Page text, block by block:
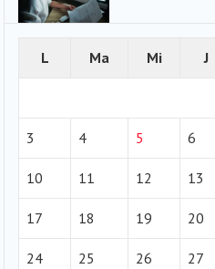
L Ma Mi J
3 4 5 6
10 11 12 13
17 18 19 20
24 25 26 27